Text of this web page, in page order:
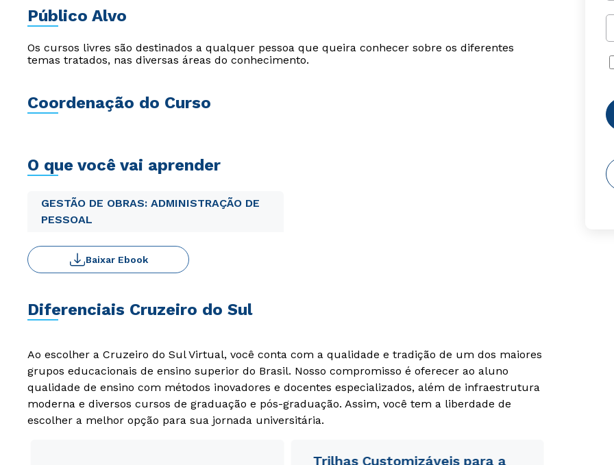
Público Alvo
Os cursos livres são destinados a qualquer pessoa que queira conhecer sobre os diferentes
temas tratados, nas diversas áreas do conhecimento.
Coordenação do Curso
O que você vai aprender
GESTÃO DE OBRAS: ADMINISTRAÇÃO DE
PESSOAL
Baixar Ebook
Diferenciais Cruzeiro do Sul
Ao escolher a Cruzeiro do Sul Virtual, você conta com a qualidade e tradição de um dos maiores
grupos educacionais de ensino superior do Brasil. Nosso compromisso é oferecer ao aluno
qualidade de ensino com métodos inovadores e docentes especializados, além de infraestrutura
moderna e diversos cursos de graduação e pós-graduação. Assim, você tem a liberdade de
escolher a melhor opção para sua jornada universitária.
Trilhas Customizáveis para a